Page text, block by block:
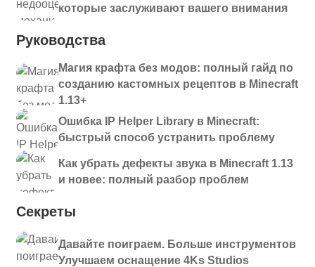
которые заслуживают вашего внимания
Руководства
Магия крафта без модов: полный гайд по
созданию кастомных рецептов в Minecraft
1.13+
Ошибка IP Helper Library в Minecraft:
быстрый способ устранить проблему
Как убрать дефекты звука в Minecraft 1.13
и новее: полный разбор проблем
Секреты
Давайте поиграем. Больше инструментов
Улучшаем оснащение 4Ks Studios